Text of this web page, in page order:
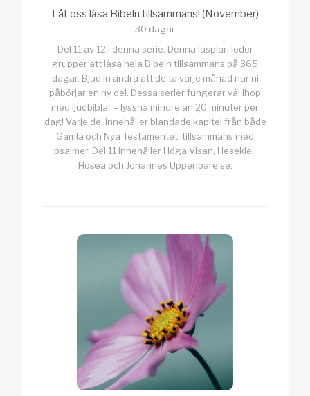
Låt oss läsa Bibeln tillsammans! (November)
30 dagar
Del 11 av 12 i denna serie. Denna läsplan leder
grupper att läsa hela Bibeln tillsammans på 365
dagar. Bjud in andra att delta varje månad när ni
påbörjar en ny del. Dessa serier fungerar väl ihop
med ljudbiblar – lyssna mindre än 20 minuter per
dag! Varje del innehåller blandade kapitel från både
Gamla och Nya Testamentet, tillsammans med
psalmer. Del 11 innehåller Höga Visan, Hesekiel,
Hosea och Johannes Uppenbarelse.